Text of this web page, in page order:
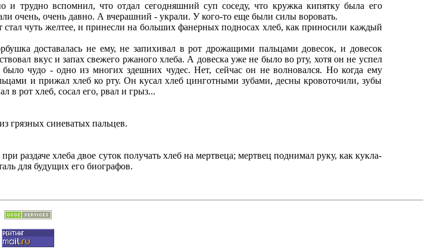
трудно вспомнил, что отдал сегодняшний суп соседу, что кружка кипятку была его
очень, очень давно. А вчерашний - украли. У кого-то еще были силы воровать.
чуть желтее, и принесли на больших фанерных подносах хлеб, как приносили каждый
доставалась не ему, не запихивал в рот дрожащими пальцами довесок, и довесок
вкус и запах свежего ржаного хлеба. А довеска уже не было во рту, хотя он не успел
чудо - одно из многих здешних чудес. Нет, сейчас он не волновался. Но когда ему
и прижал хлеб ко рту. Он кусал хлеб цинготными зубами, десны кровоточили, зубы
в рот хлеб, сосал его, рвал и грыз...
грязных синеватых пальцев.
раздаче хлеба двое суток получать хлеб на мертвеца; мертвец поднимал руку, как кукла-
для будущих его биографов.